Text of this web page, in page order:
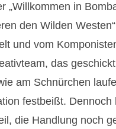
„Willkommen in
den Wilden
und vom
das
am Schnürchen
festbeißt.
die Handlung noch